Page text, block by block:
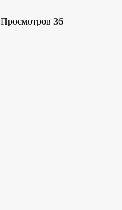
Просмотров 36